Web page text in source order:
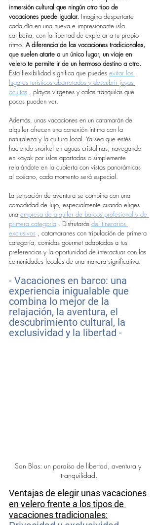
inmersión cultural que ningún otro tipo de
vacaciones puede igualar. Imagina despertarte
cada día en una nueva e impresionante isla
caribeña, con la libertad de explorar a tu propio
ritmo. A diferencia de las vacaciones tradicionales,
que suelen atarte a un único lugar, un viaje en
velero te permite ir de un hermoso destino a otro.
Esta flexibilidad significa que puedes evitar los
lugares turísticos abarrotados y descubrir joyas
ocultas , playas vírgenes y calas tranquilas que
pocos pueden ver.
Además, unas vacaciones en un catamarán de
alquiler ofrecen una conexión íntima con la
naturaleza y la cultura local. Ya sea que estés
haciendo snorkel en aguas cristalinas, navegando
en kayak por islas apartadas o simplemente
relajándote en la cubierta con vistas panorámicas
al océano, cada momento será especial.
La sensación de aventura se combina con una
comodidad de lujo, especialmente cuando eliges
una empresa de alquiler de barcos profesional y de
primera categoría . Disfrutarás de itinerarios
exclusivos , catamaranes con tripulación de primera
categoría, comidas gourmet adaptadas a tus
preferencias y la oportunidad de interactuar con las
comunidades locales de una manera significativa.
- Vacaciones en barco: una
experiencia inigualable que
combina lo mejor de la
relajación, la aventura, el
descubrimiento cultural, la
exclusividad y la libertad -
San Blas: un paraíso de libertad, aventura y
tranquilidad.
Ventajas de elegir unas vacaciones
en velero frente a los tipos de
vacaciones tradicionales: